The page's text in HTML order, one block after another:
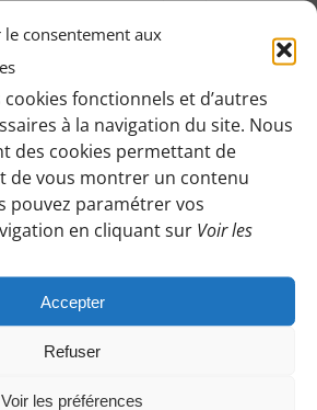
le consentement aux
fonctionnels et d’autres
à la navigation du site. Nous
des cookies permettant de
de vous montrer un contenu
pouvez paramétrer vos
en cliquant sur Voir les
Accepter
Refuser
Voir les préférences
12 produits